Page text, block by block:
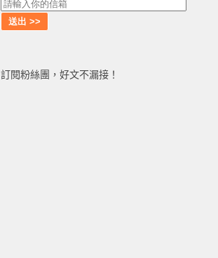
訂閱粉絲團，好文不漏接！